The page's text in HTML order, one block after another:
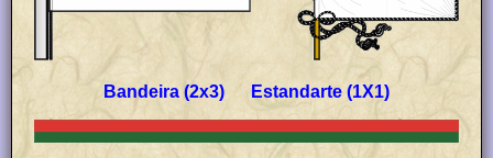
Bandeira (2x3) Estandarte (1X1)